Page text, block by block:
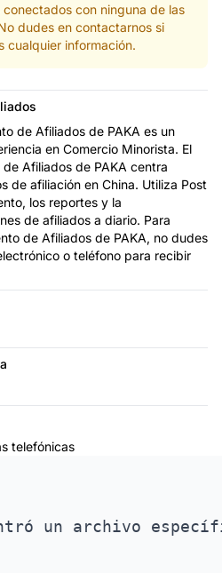
con ninguna de las
dudes en contactarnos si
cualquier información.
de Afiliados de PAKA es un
en Comercio Minorista. El
Afiliados de PAKA centra
de afiliación en China. Utiliza Post
los reportes y la
de afiliados a diario. Para
de Afiliados de PAKA, no dudes
o teléfono para recibir
telefónicas